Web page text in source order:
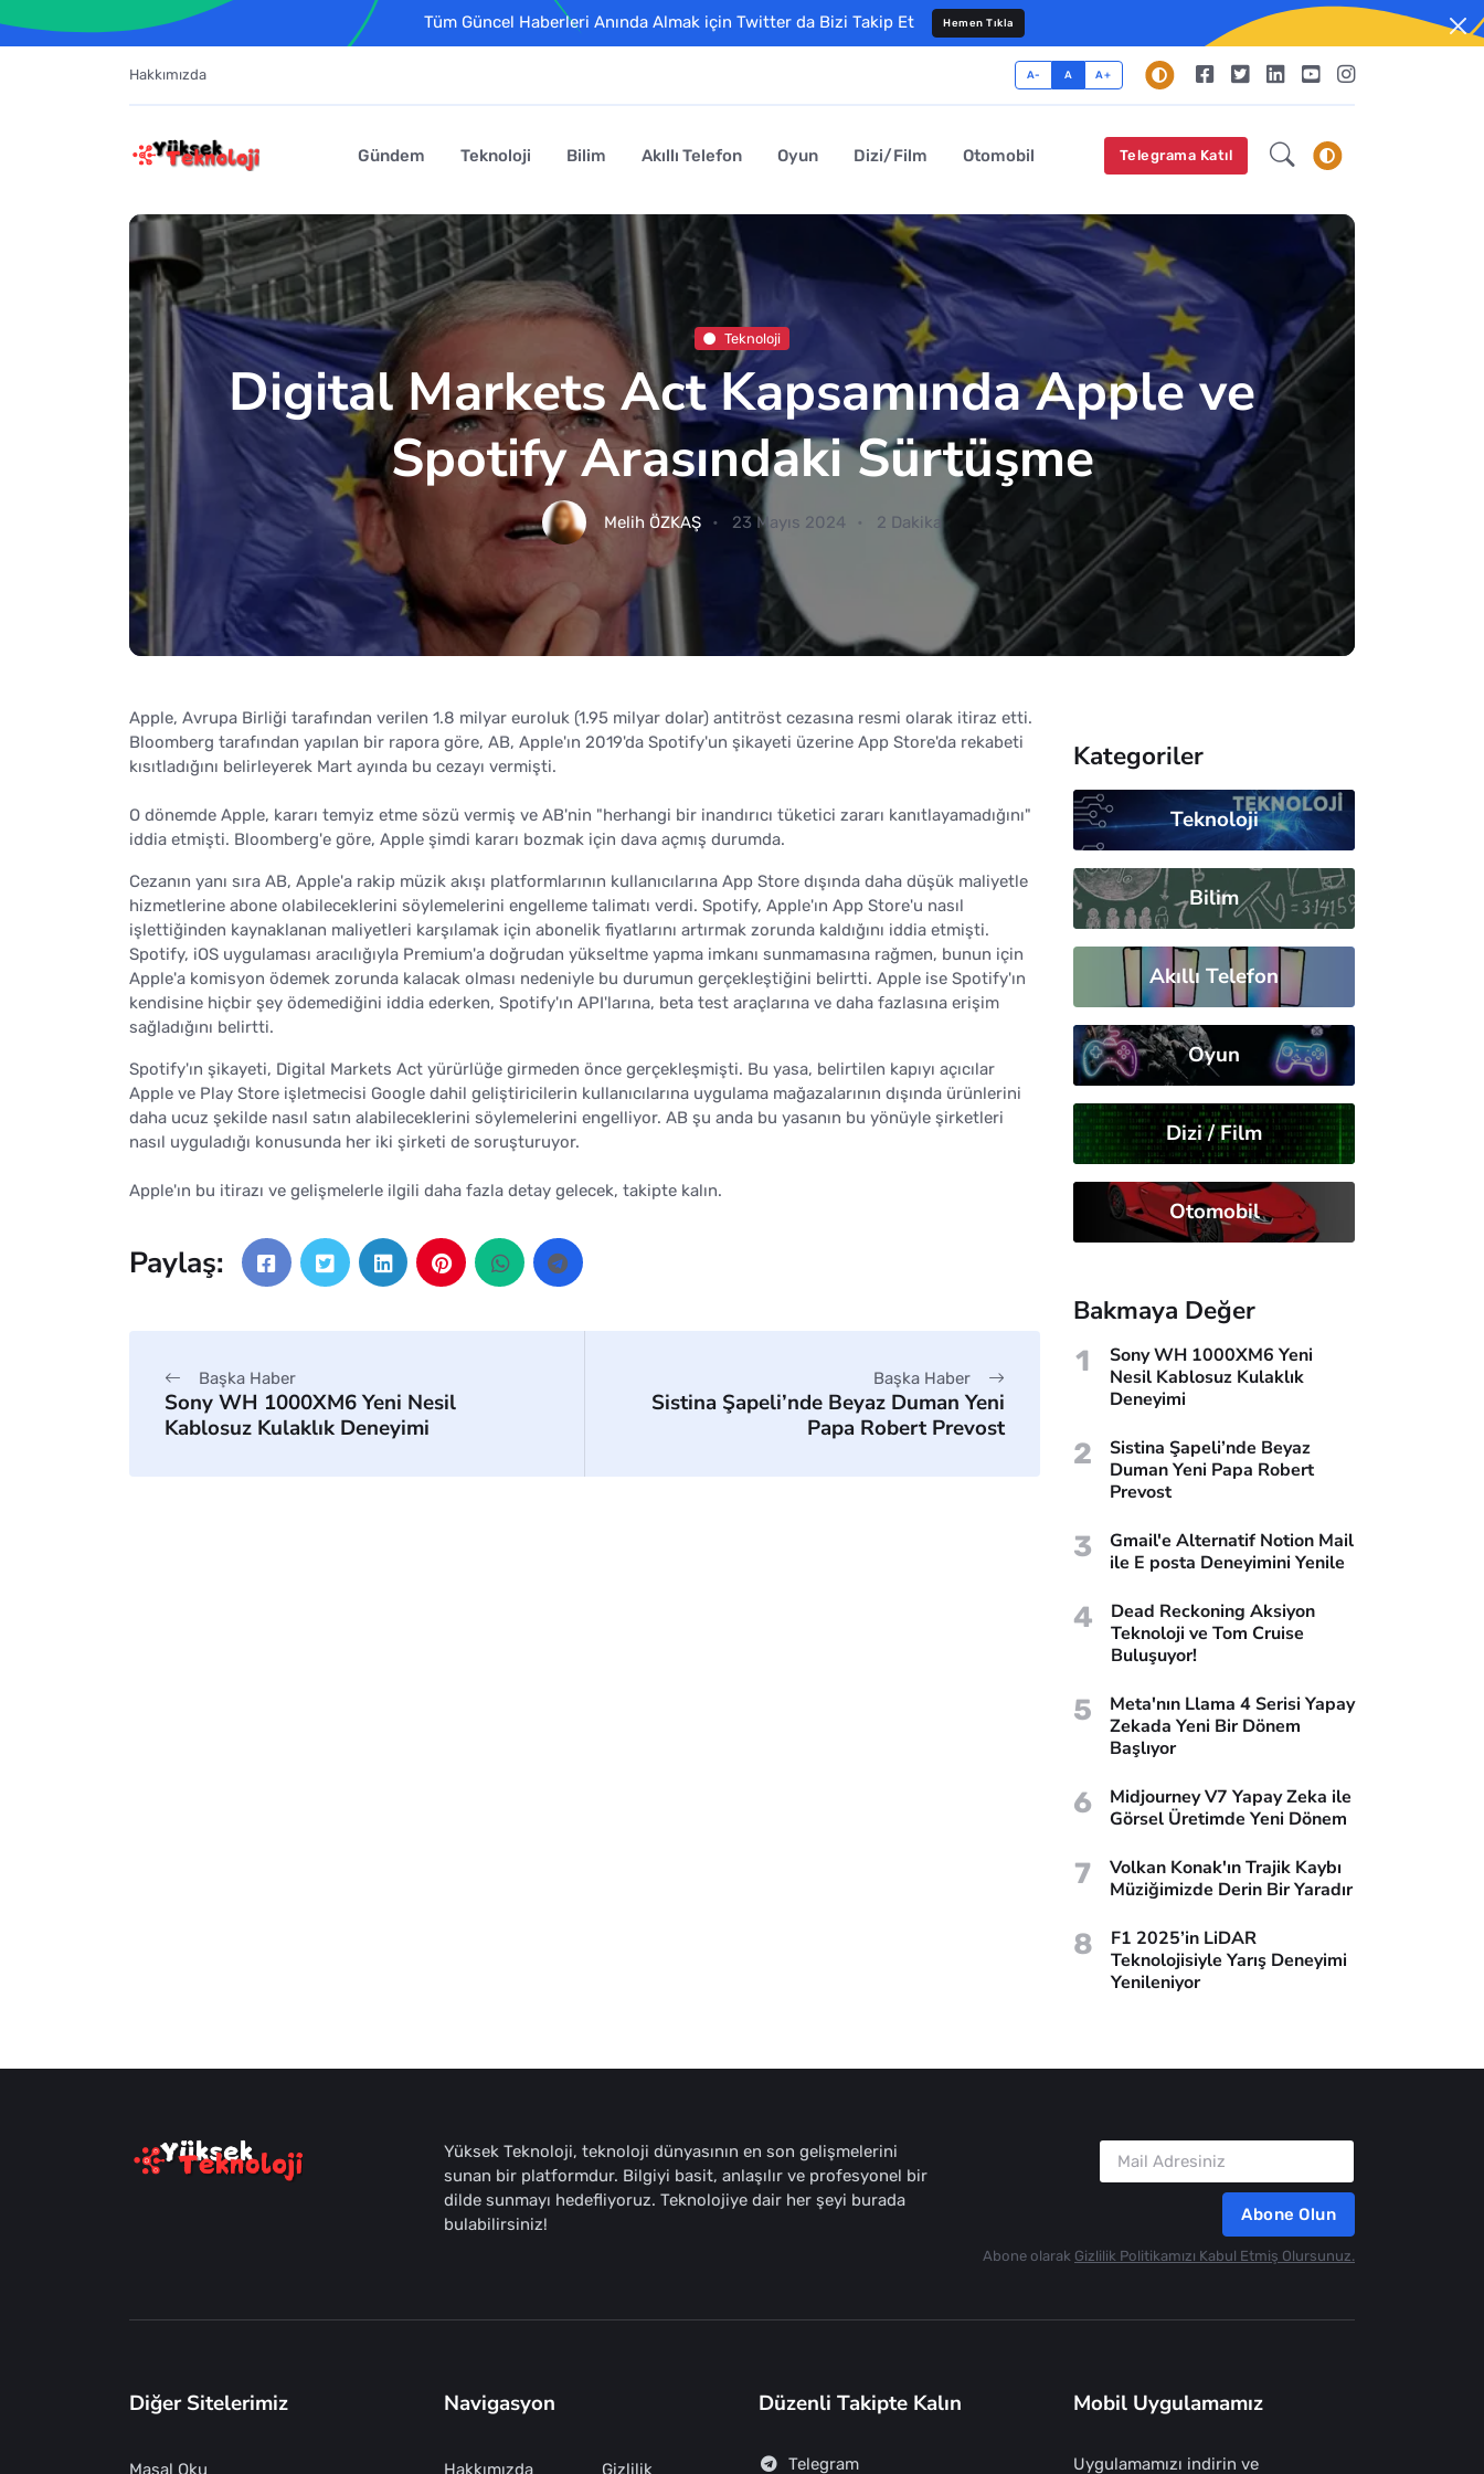
Tüm Güncel Haberleri Anında Almak için Twitter da Bizi Takip Et Hemen Tıkla
Hakkımızda A- A A+
Gündem Teknoloji Bilim Akıllı Telefon Oyun Dizi/Film Otomobil Telegrama Katıl
Teknoloji
Digital Markets Act Kapsamında Apple ve
Spotify Arasındaki Sürtüşme
Melih ÖZKAŞ 23 Mayıs 2024 2 Dakika
Apple, Avrupa Birliği tarafından verilen 1.8 milyar euroluk (1.95 milyar dolar) antitröst cezasına resmi olarak itiraz etti.
Bloomberg tarafından yapılan bir rapora göre, AB, Apple'ın 2019'da Spotify'un şikayeti üzerine App Store'da rekabeti
kısıtladığını belirleyerek Mart ayında bu cezayı vermişti.
O dönemde Apple, kararı temyiz etme sözü vermiş ve AB'nin "herhangi bir inandırıcı tüketici zararı kanıtlayamadığını"
iddia etmişti. Bloomberg'e göre, Apple şimdi kararı bozmak için dava açmış durumda.
Cezanın yanı sıra AB, Apple'a rakip müzik akışı platformlarının kullanıcılarına App Store dışında daha düşük maliyetle
hizmetlerine abone olabileceklerini söylemelerini engelleme talimatı verdi. Spotify, Apple'ın App Store'u nasıl
işlettiğinden kaynaklanan maliyetleri karşılamak için abonelik fiyatlarını artırmak zorunda kaldığını iddia etmişti.
Spotify, iOS uygulaması aracılığıyla Premium'a doğrudan yükseltme yapma imkanı sunmamasına rağmen, bunun için
Apple'a komisyon ödemek zorunda kalacak olması nedeniyle bu durumun gerçekleştiğini belirtti. Apple ise Spotify'ın
kendisine hiçbir şey ödemediğini iddia ederken, Spotify'ın API'larına, beta test araçlarına ve daha fazlasına erişim
sağladığını belirtti.
Spotify'ın şikayeti, Digital Markets Act yürürlüğe girmeden önce gerçekleşmişti. Bu yasa, belirtilen kapıyı açıcılar
Apple ve Play Store işletmecisi Google dahil geliştiricilerin kullanıcılarına uygulama mağazalarının dışında ürünlerini
daha ucuz şekilde nasıl satın alabileceklerini söylemelerini engelliyor. AB şu anda bu yasanın bu yönüyle şirketleri
nasıl uyguladığı konusunda her iki şirketi de soruşturuyor.
Apple'ın bu itirazı ve gelişmelerle ilgili daha fazla detay gelecek, takipte kalın.
Paylaş:
Başka Haber
Sony WH 1000XM6 Yeni Nesil
Kablosuz Kulaklık Deneyimi
Başka Haber
Sistina Şapeli’nde Beyaz Duman Yeni
Papa Robert Prevost
Kategoriler
Teknoloji
Bilim
Akıllı Telefon
Oyun
Dizi / Film
Otomobil
Bakmaya Değer
1
Sony WH 1000XM6 Yeni
Nesil Kablosuz Kulaklık
Deneyimi
2
Sistina Şapeli’nde Beyaz
Duman Yeni Papa Robert
Prevost
3
Gmail'e Alternatif Notion Mail
ile E posta Deneyimini Yenile
4
Dead Reckoning Aksiyon
Teknoloji ve Tom Cruise
Buluşuyor!
5
Meta'nın Llama 4 Serisi Yapay
Zekada Yeni Bir Dönem
Başlıyor
6
Midjourney V7 Yapay Zeka ile
Görsel Üretimde Yeni Dönem
7
Volkan Konak'ın Trajik Kaybı
Müziğimizde Derin Bir Yaradır
8
F1 2025’in LiDAR
Teknolojisiyle Yarış Deneyimi
Yenileniyor
Yüksek Teknoloji, teknoloji dünyasının en son gelişmelerini
sunan bir platformdur. Bilgiyi basit, anlaşılır ve profesyonel bir
dilde sunmayı hedefliyoruz. Teknolojiye dair her şeyi burada
bulabilirsiniz!
Abone Olun
Abone olarak Gizlilik Politikamızı Kabul Etmiş Olursunuz.
Diğer Sitelerimiz
Masal Oku
Navigasyon
Hakkımızda Gizlilik
Düzenli Takipte Kalın
Telegram
Mobil Uygulamamız
Uygulamamızı indirin ve